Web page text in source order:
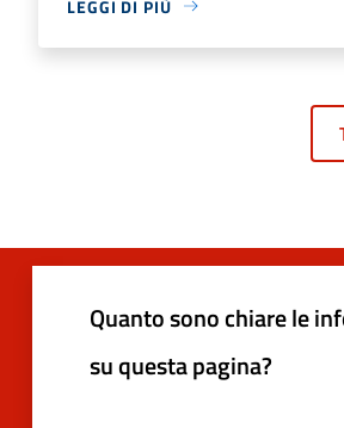
LEGGI DI PIÙ
Quanto sono chiare le
su questa pagina?